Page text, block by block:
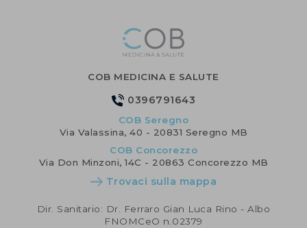
COB MEDICINA E SALUTE
0396791643
COB Seregno
Via Valassina, 40 - 20831 Seregno MB
COB Concorezzo
Via Don Minzoni, 14C - 20863 Concorezzo MB
Trovaci sulla mappa
Dir. Sanitario: Dr. Ferraro Gian Luca Rino - Albo
FNOMCeO n.02379